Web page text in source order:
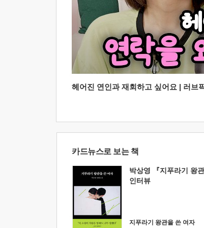
헤어진 연인과 재회하고 싶어요 | 러브
카드뉴스로 보는 책
박상영 『지푸라기 왕
인터뷰
지푸라기 왕관을 쓴 여자